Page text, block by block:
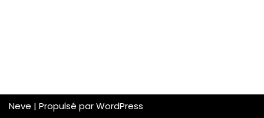
Neve | Propulsé parWordPress